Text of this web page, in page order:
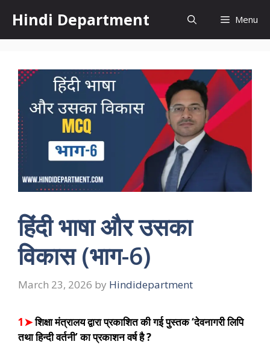
content
Hindi Department Menu
हिंदी भाषा और उसका
विकास (भाग-6)
March 23, 2026 by Hindidepartment
1➤शिक्षा मंत्रालय द्वारा प्रकाशित की गई पुस्तक ‘देवनागरी लिपि
तथा हिन्दी वर्तनी’ का प्रकाशन वर्ष है ?